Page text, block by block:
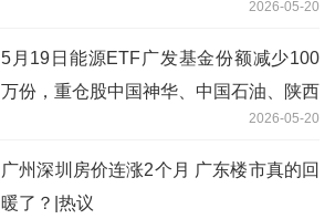
2026-05-20
5月19日能源ETF广发基金份额减少100
万份，重仓股中国神华、中国石油、陕西
2026-05-20
广州深圳房价连涨2个月 广东楼市真的回
暖了？|热议